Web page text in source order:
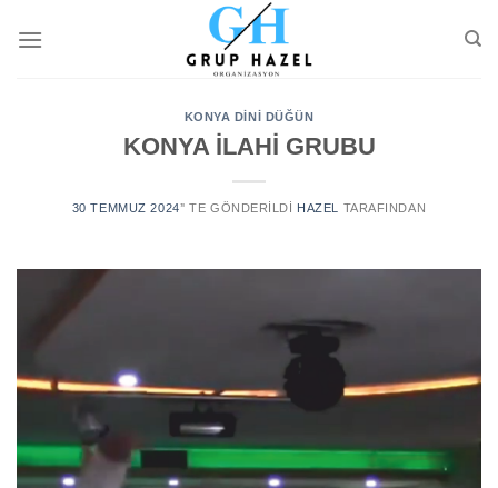
KONYA DİNİ DÜĞÜN
KONYA İLAHİ GRUBU
30 TEMMUZ 2024’' TE GÖNDERILDI HAZEL TARAFINDAN